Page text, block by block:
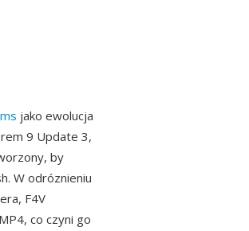
jako ewolucja
9 Update 3,
by
W odróznieniu
F4V
co czyni go